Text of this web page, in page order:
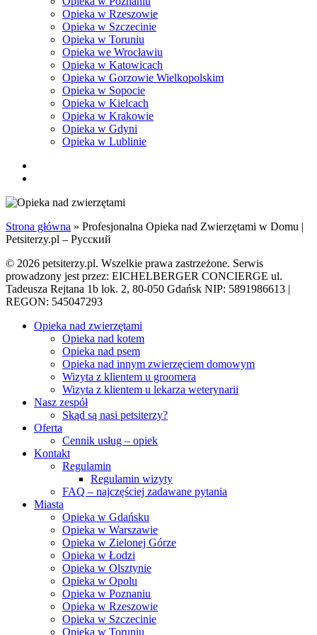
Opieka w Rzeszowie
Opieka w Szczecinie
Opieka w Toruniu
Opieka we Wrocławiu
Opieka w Katowicach
Opieka w Gorzowie Wielkopolskim
Opieka w Sopocie
Opieka w Kielcach
Opieka w Krakowie
Opieka w Gdyni
Opieka w Lublinie
Strona główna » Profesjonalna Opieka nad Zwierzętami w Domu |
Petsiterzy.pl – Русский
© 2026 petsiterzy.pl. Wszelkie prawa zastrzeżone. Serwis
prowadzony jest przez: EICHELBERGER CONCIERGE ul.
Tadeusza Rejtana 1b lok. 2, 80-050 Gdańsk NIP: 5891986613 |
REGON: 545047293
Close
Opieka nad zwierzętami
Opieka nad kotem
Opieka nad psem
Opieka nad innym zwierzęciem domowym
Wizyta z klientem u groomera
Wizyta z klientem u lekarza weterynarii
Nasz zespół
Skąd są nasi petsiterzy?
Oferta
Cennik usług – opiek
Kontakt
Regulamin
Regulamin wizyty
FAQ – najczęściej zadawane pytania
Miasta
Opieka w Gdańsku
Opieka w Warszawie
Opieka w Zielonej Górze
Opieka w Łodzi
Opieka w Olsztynie
Opieka w Opolu
Opieka w Poznaniu
Opieka w Rzeszowie
Opieka w Szczecinie
Opieka w Toruniu